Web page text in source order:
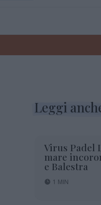
Leggi
Virus Padel
mare
e Balestra
1 MIN